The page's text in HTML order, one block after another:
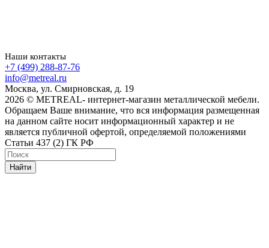
Наши контакты
+7 (499) 288-87-76
info@metreal.ru
Москва, ул. Смирновская, д. 19
2026 © METREAL- интернет-магазин металлической мебели.
Обращаем Ваше внимание, что вся информация размещенная
на данном сайте носит информационный характер и не
является публичной офертой, определяемой положениями
Статьи 437 (2) ГК РФ
Найти